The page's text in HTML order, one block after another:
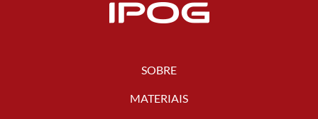
SOBRE
MATERIAIS